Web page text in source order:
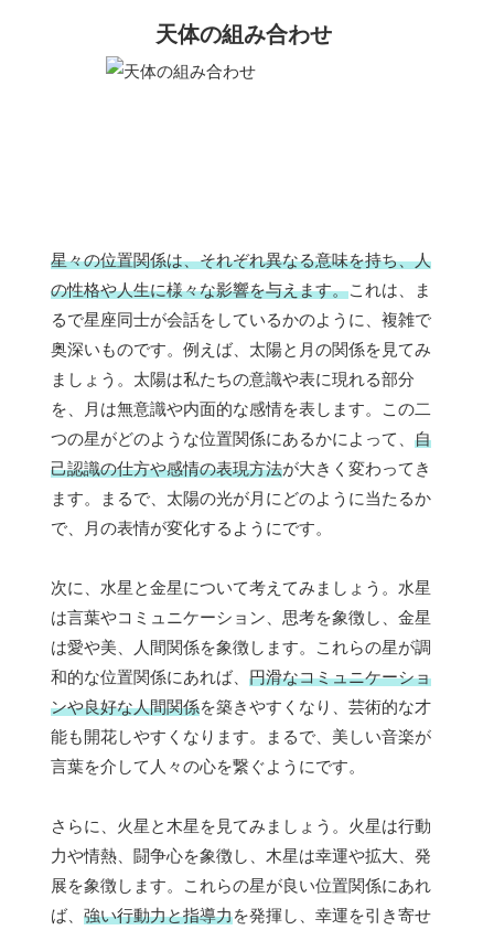
天体の組み合わせ
星々の位置関係は、それぞれ異なる意味を持ち、人
の性格や人生に様々な影響を与えます。これは、ま
るで星座同士が会話をしているかのように、複雑で
奥深いものです。例えば、太陽と月の関係を見てみ
ましょう。太陽は私たちの意識や表に現れる部分
を、月は無意識や内面的な感情を表します。この二
つの星がどのような位置関係にあるかによって、 自
己認識の仕方や感情の表現方法が大きく変わってき
ます。まるで、太陽の光が月にどのように当たるか
で、月の表情が変化するようにです。
次に、水星と金星について考えてみましょう。水星
は言葉やコミュニケーション、思考を象徴し、金星
は愛や美、人間関係を象徴します。これらの星が調
和的な位置関係にあれば、 円滑なコミュニケーショ
ンや良好な人間関係を築きやすくなり、芸術的な才
能も開花しやすくなります。まるで、美しい音楽が
言葉を介して人々の心を繋ぐようにです。
さらに、火星と木星を見てみましょう。火星は行動
力や情熱、闘争心を象徴し、木星は幸運や拡大、発
展を象徴します。これらの星が良い位置関係にあれ
ば、 強い行動力と指導力を発揮し、幸運を引き寄せ